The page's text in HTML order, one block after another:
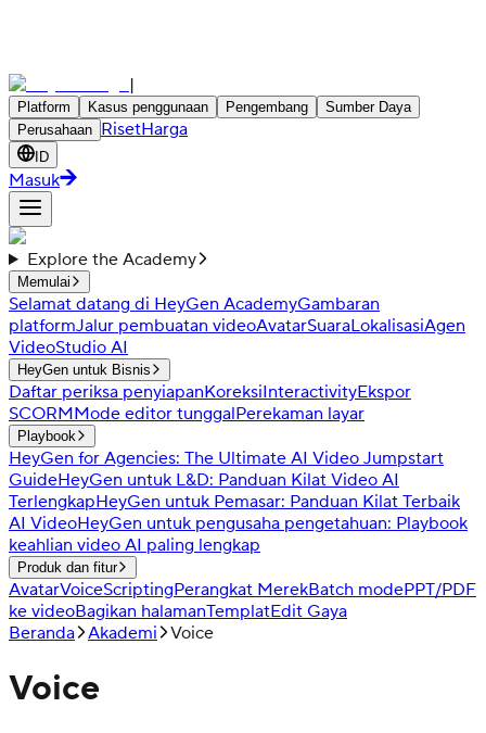
|
Platform Kasus penggunaan Pengembang
Sumber Daya
Perusahaan RisetHarga
ID
Masuk
Explore the Academy
Memulai
Selamat datang di HeyGen AcademyGambaran
platformJalur pembuatan videoAvatarSuaraLokalisasiAgen
VideoStudio AI
HeyGen untuk Bisnis
Daftar periksa penyiapanKoreksiInteractivityEkspor
SCORMMode editor tunggalPerekaman layar
Playbook
HeyGen for Agencies: The Ultimate AI Video Jumpstart
GuideHeyGen untuk L&D: Panduan Kilat Video AI
TerlengkapHeyGen untuk Pemasar: Panduan Kilat Terbaik
AI VideoHeyGen untuk pengusaha pengetahuan: Playbook
keahlian video AI paling lengkap
Produk dan fitur
AvatarVoiceScriptingPerangkat MerekBatch modePPT/PDF
ke videoBagikan halamanTemplatEdit Gaya
Beranda Akademi Voice
Voice